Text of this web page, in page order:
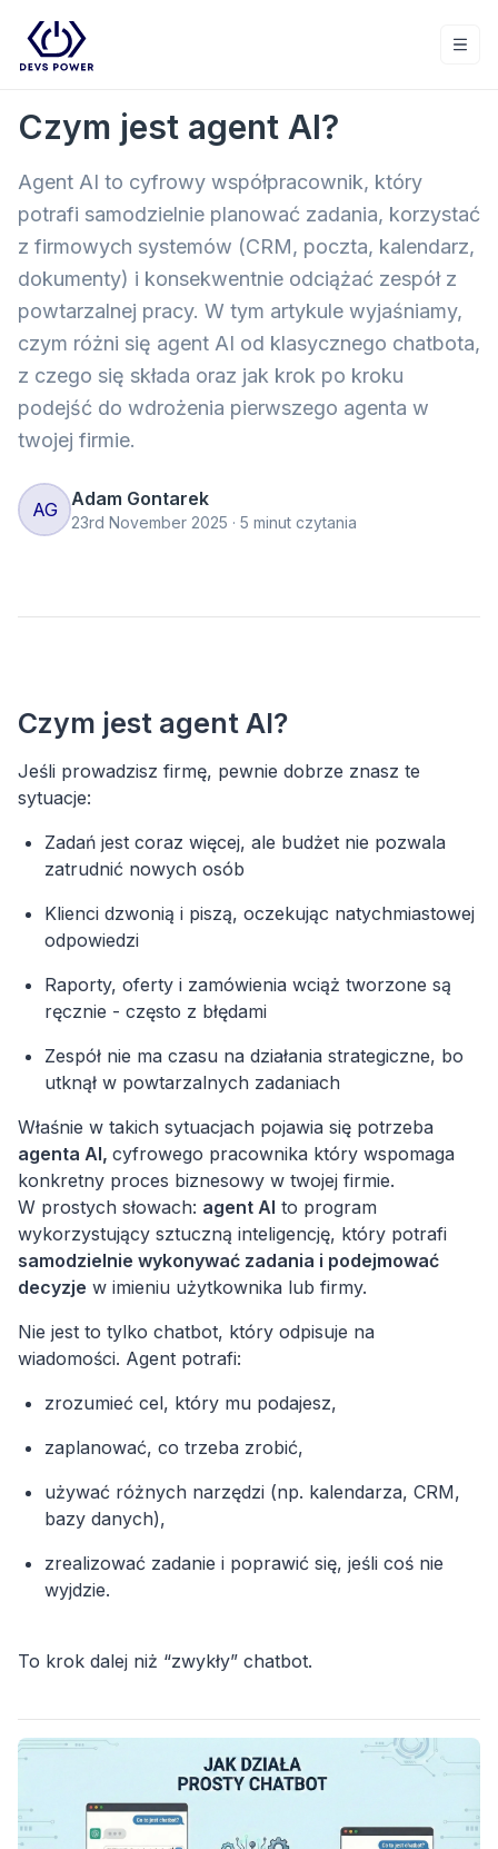
Czym jest agent AI?
Agent AI to cyfrowy współpracownik, który
potrafi samodzielnie planować zadania, korzystać
z firmowych systemów (CRM, poczta, kalendarz,
dokumenty) i konsekwentnie odciążać zespół z
powtarzalnej pracy. W tym artykule wyjaśniamy,
czym różni się agent AI od klasycznego chatbota,
z czego się składa oraz jak krok po kroku
podejść do wdrożenia pierwszego agenta w
twojej firmie.
AG Adam Gontarek
23rd November 2025 · 5 minut czytania
Czym jest agent AI?
Jeśli prowadzisz firmę, pewnie dobrze znasz te
sytuacje:
Zadań jest coraz więcej, ale budżet nie pozwala
zatrudnić nowych osób
Klienci dzwonią i piszą, oczekując natychmiastowej
odpowiedzi
Raporty, oferty i zamówienia wciąż tworzone są
ręcznie - często z błędami
Zespół nie ma czasu na działania strategiczne, bo
Właśnie w takich sytuacjach pojawia się potrzeba
agenta AI, cyfrowego pracownika który wspomaga
konkretny proces biznesowy w twojej firmie.
W prostych słowach: agent AI to program
wykorzystujący sztuczną inteligencję, który potrafi
samodzielnie wykonywać zadania i podejmować
decyzje w imieniu użytkownika lub firmy.
Nie jest to tylko chatbot, który odpisuje na
wiadomości. Agent potrafi:
zrozumieć cel, który mu podajesz,
zaplanować, co trzeba zrobić,
używać różnych narzędzi (np. kalendarza, CRM,
bazy danych),
zrealizować zadanie i poprawić się, jeśli coś nie
wyjdzie.
To krok dalej niż “zwykły” chatbot.